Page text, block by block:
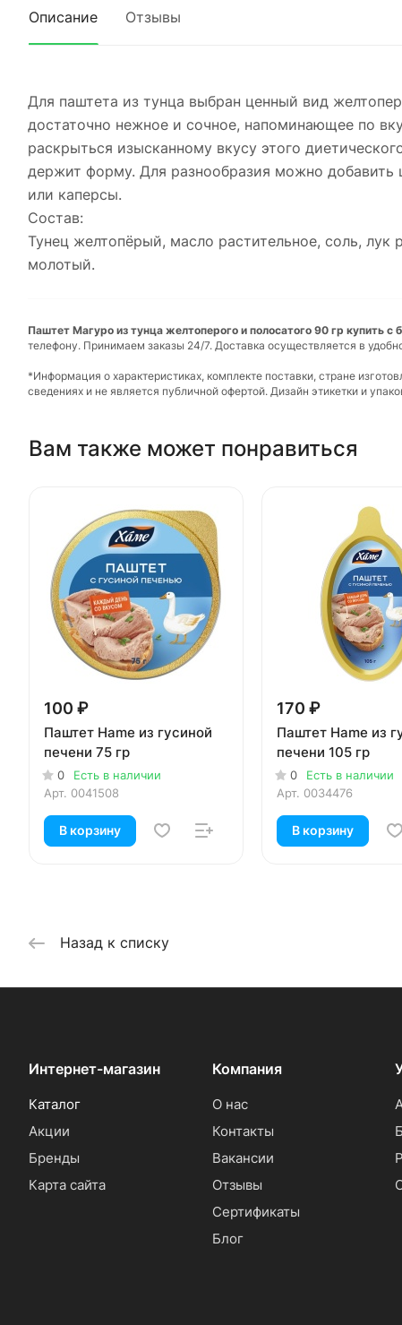
Описание Отзывы
Для паштета из тунца выбран ценный вид
достаточно нежное и сочное, напоминающее по
раскрыться изысканному вкусу этого
держит форму. Для разнообразия можно добавить
или каперсы.
Состав:
Тунец желтопёрый, масло растительное, соль,
молотый.
Паштет Магуро из тунца желтоперого и полосатого 90 гр купить с
телефону. Принимаем заказы 24/7. Доставка осуществляется в
*Информация о характеристиках, комплекте поставки, стране
сведениях и не является публичной офертой. Дизайн этикетки и
Вам также может понравиться
100 ₽
Паштет Hame из гусиной
печени 75 гр
0
Есть в наличии
Арт. 0041508
В корзину
170 ₽
Паштет Hame из
печени 105 гр
0
Есть в наличии
Арт. 0034476
В корзину
Назад к списку
Интернет-магазин
Каталог
Акции
Бренды
Карта сайта
Компания
О нас
Контакты
Вакансии
Отзывы
Сертификаты
Блог